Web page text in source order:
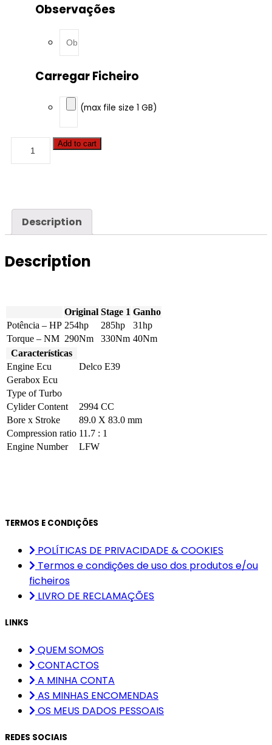
Observações
Carregar Ficheiro
(max file size 1 GB)
GL8
254hp
quantity
Add to cart
Description
Description
Original Stage 1 Ganho
Potência – HP 254hp 285hp
31hp
Torque – NM 290Nm 330Nm 40Nm
Características
Engine Ecu
Delco E39
Gerabox Ecu
Type of Turbo
Cylider Content
2994 CC
Bore x Stroke
89.0 X 83.0 mm
Compression ratio 11.7 : 1
Engine Number
LFW
TERMOS E CONDIÇÕES
POLÍTICAS DE PRIVACIDADE & COOKIES
Termos e condições de uso dos produtos e/ou
ficheiros
LIVRO DE RECLAMAÇÕES
LINKS
QUEM SOMOS
CONTACTOS
A MINHA CONTA
AS MINHAS ENCOMENDAS
OS MEUS DADOS PESSOAIS
REDES SOCIAIS